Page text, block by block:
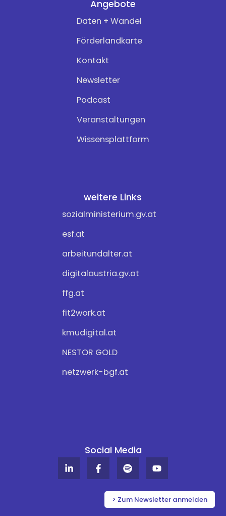
Angebote
Daten + Wandel
Förderlandkarte
Kontakt
Newsletter
Podcast
Veranstaltungen
Wissensplattform
weitere Links
sozialministerium.gv.at
esf.at
arbeitundalter.at
digitalaustria.gv.at
ffg.at
fit2work.at
kmudigital.at
NESTOR GOLD
netzwerk-bgf.at
Social Media
L
i
n
F
a
c
S
p
o
t
i
f
Y
o
u
t
u
b
> Zum Newsletter anmelden